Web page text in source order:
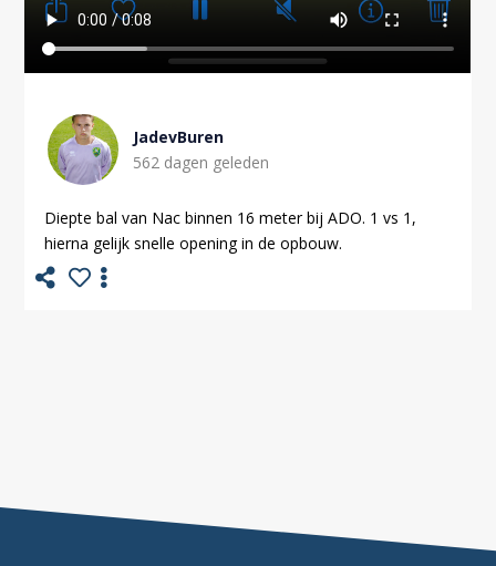
JadevBuren
562 dagen geleden
Diepte bal van Nac binnen 16 meter bij ADO. 1 vs 1,
hierna gelijk snelle opening in de opbouw.